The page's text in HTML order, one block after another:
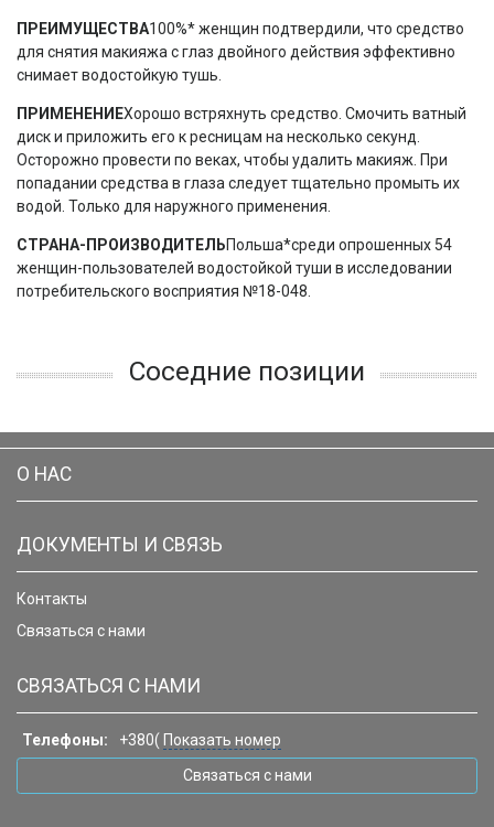
ПРЕИМУЩЕСТВА100%* женщин подтвердили, что средство
для снятия макияжа с глаз двойного действия эффективно
снимает водостойкую тушь.
ПРИМЕНЕНИЕХорошо встряхнуть средство. Смочить ватный
диск и приложить его к ресницам на несколько секунд.
Осторожно провести по веках, чтобы удалить макияж. При
попадании средства в глаза следует тщательно промыть их
водой. Только для наружного применения.
СТРАНА-ПРОИЗВОДИТЕЛЬПольша*среди опрошенных 54
женщин-пользователей водостойкой туши в исследовании
потребительского восприятия №18-048.
Соседние позиции
О НАС
ДОКУМЕНТЫ И СВЯЗЬ
Контакты
Связаться с нами
СВЯЗАТЬСЯ С НАМИ
Телефоны: +380( Показать номер
Связаться с нами